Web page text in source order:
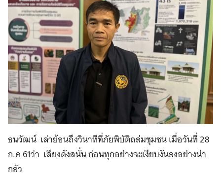
ธนวัฒน์ เล่าย้อนถึงวินาทีที่ภัยพิบัติถล่มชุมชน เมื่อวันที่ 28
ก.ค 61ว่า เสียงดังสนั่น ก่อนทุกอย่างจะเงียบงันลงอย่างน่า
กลัว